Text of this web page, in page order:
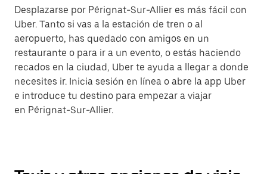
Desplazarse por Pérignat-Sur-Allier es más fácil con
Uber. Tanto si vas a la estación de tren o al
aeropuerto, has quedado con amigos en un
restaurante o para ir a un evento, o estás haciendo
recados en la ciudad, Uber te ayuda a llegar a donde
necesites ir. Inicia sesión en línea o abre la app Uber
e introduce tu destino para empezar a viajar
en Pérignat-Sur-Allier.